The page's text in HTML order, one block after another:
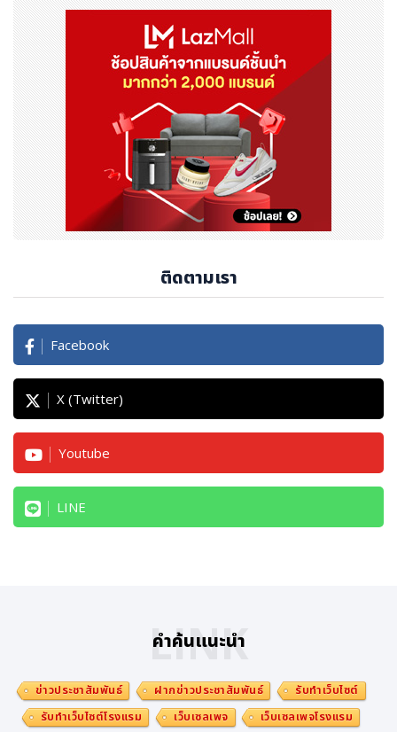
ติดตามเรา
Facebook
X (Twitter)
Youtube
LINE
คำค้นแนะนำ
LINK
ข่าวประชาสัมพันธ์ ฝากข่าวประชาสัมพันธ์
รับทำเว็บไซต์
รับทำเว็บไซต์โรงแรม
เว็บเซลเพจ
เว็บเซลเพจโรงแรม